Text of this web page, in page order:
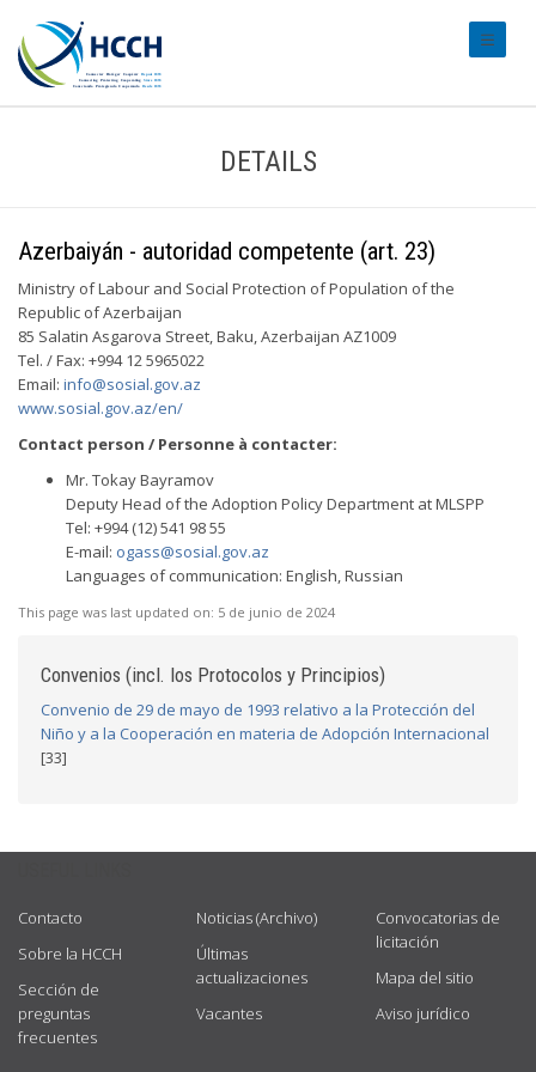
DETAILS
Azerbaiyán - autoridad competente (art. 23)
Ministry of Labour and Social Protection of Population of the
Republic of Azerbaijan
85 Salatin Asgarova Street, Baku, Azerbaijan AZ1009
Tel. / Fax: +994 12 5965022
Email: info@sosial.gov.az
www.sosial.gov.az/en/
Contact person / Personne à contacter:
Mr. Tokay Bayramov
Deputy Head of the Adoption Policy Department at MLSPP
Tel: +994 (12) 541 98 55
E-mail: ogass@sosial.gov.az
Languages of communication: English, Russian
This page was last updated on: 5 de junio de 2024
Convenios (incl. los Protocolos y Principios)
Convenio de 29 de mayo de 1993 relativo a la Protección del
Niño y a la Cooperación en materia de Adopción Internacional
[33]
Contacto
Sobre la HCCH
Sección de
preguntas
frecuentes
Noticias (Archivo)
Últimas
actualizaciones
Vacantes
Convocatorias de
licitación
Mapa del sitio
Aviso jurídico